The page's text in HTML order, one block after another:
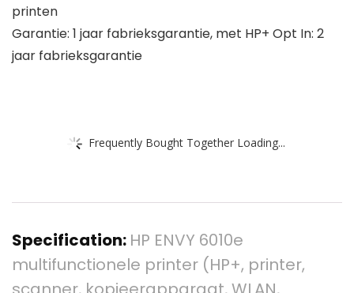
printen
Garantie: 1 jaar fabrieksgarantie, met HP+ Opt In: 2
jaar fabrieksgarantie
Frequently Bought Together Loading...
Specification: HP ENVY 6010e
multifunctionele printer (HP+, printer,